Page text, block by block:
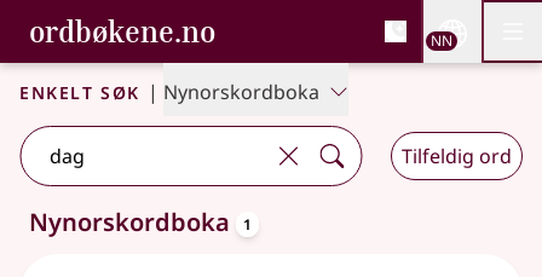
Gå til hovudinnhald
Tilgjenge
ordbøkene.no, Bokmålsordboka og
Bokmålsordboka og Nynorskordboka
NN
Enkelt søk | Nynorskordboka
Tilfeldig ord
Eitt treff.Ytterlegare søkjeforslag tilgjengelege
Nynorskordboka 1